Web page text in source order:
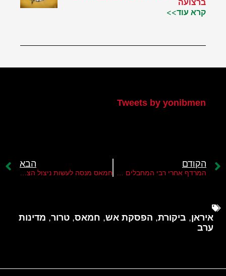
ברצועה
קרא עוד>>
Tweets by yonibmen
הקודם הבא
איראן, ביקורת, הפסקת אש, חמאס, טרור, מדינות
ערב